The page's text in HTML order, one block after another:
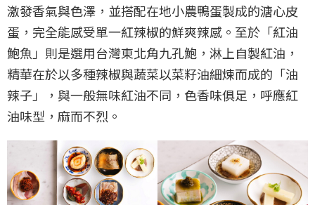
激發香氣與色澤，並搭配在地小農鴨蛋製成的溏心皮
蛋，完全能感受單一紅辣椒的鮮爽辣感。至於「紅油
鮑魚」則是選用台灣東北角九孔鮑，淋上自製紅油，
精華在於以多種辣椒與蔬菜以菜籽油細煉而成的「油
辣子」，與一般無味紅油不同，色香味俱足，呼應紅
油味型，麻而不烈。